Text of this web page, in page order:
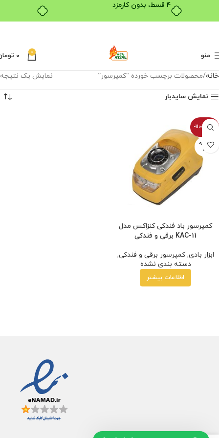
۴ قسط، بدون کارمزد
منو 0
0
خانه محصولات برچسب خورده “کمپرسور” نمایش یک نتیجه
نمایش سایدبار
-11000100%
فروخته
شده
کمپرسور باد فندکی کنزاکس مدل
KAC-11 برقی و فندکی
ابزار بادی,کمپرسور برقی و فندکی,
دسته بندی نشده
اطلاعات بیشتر